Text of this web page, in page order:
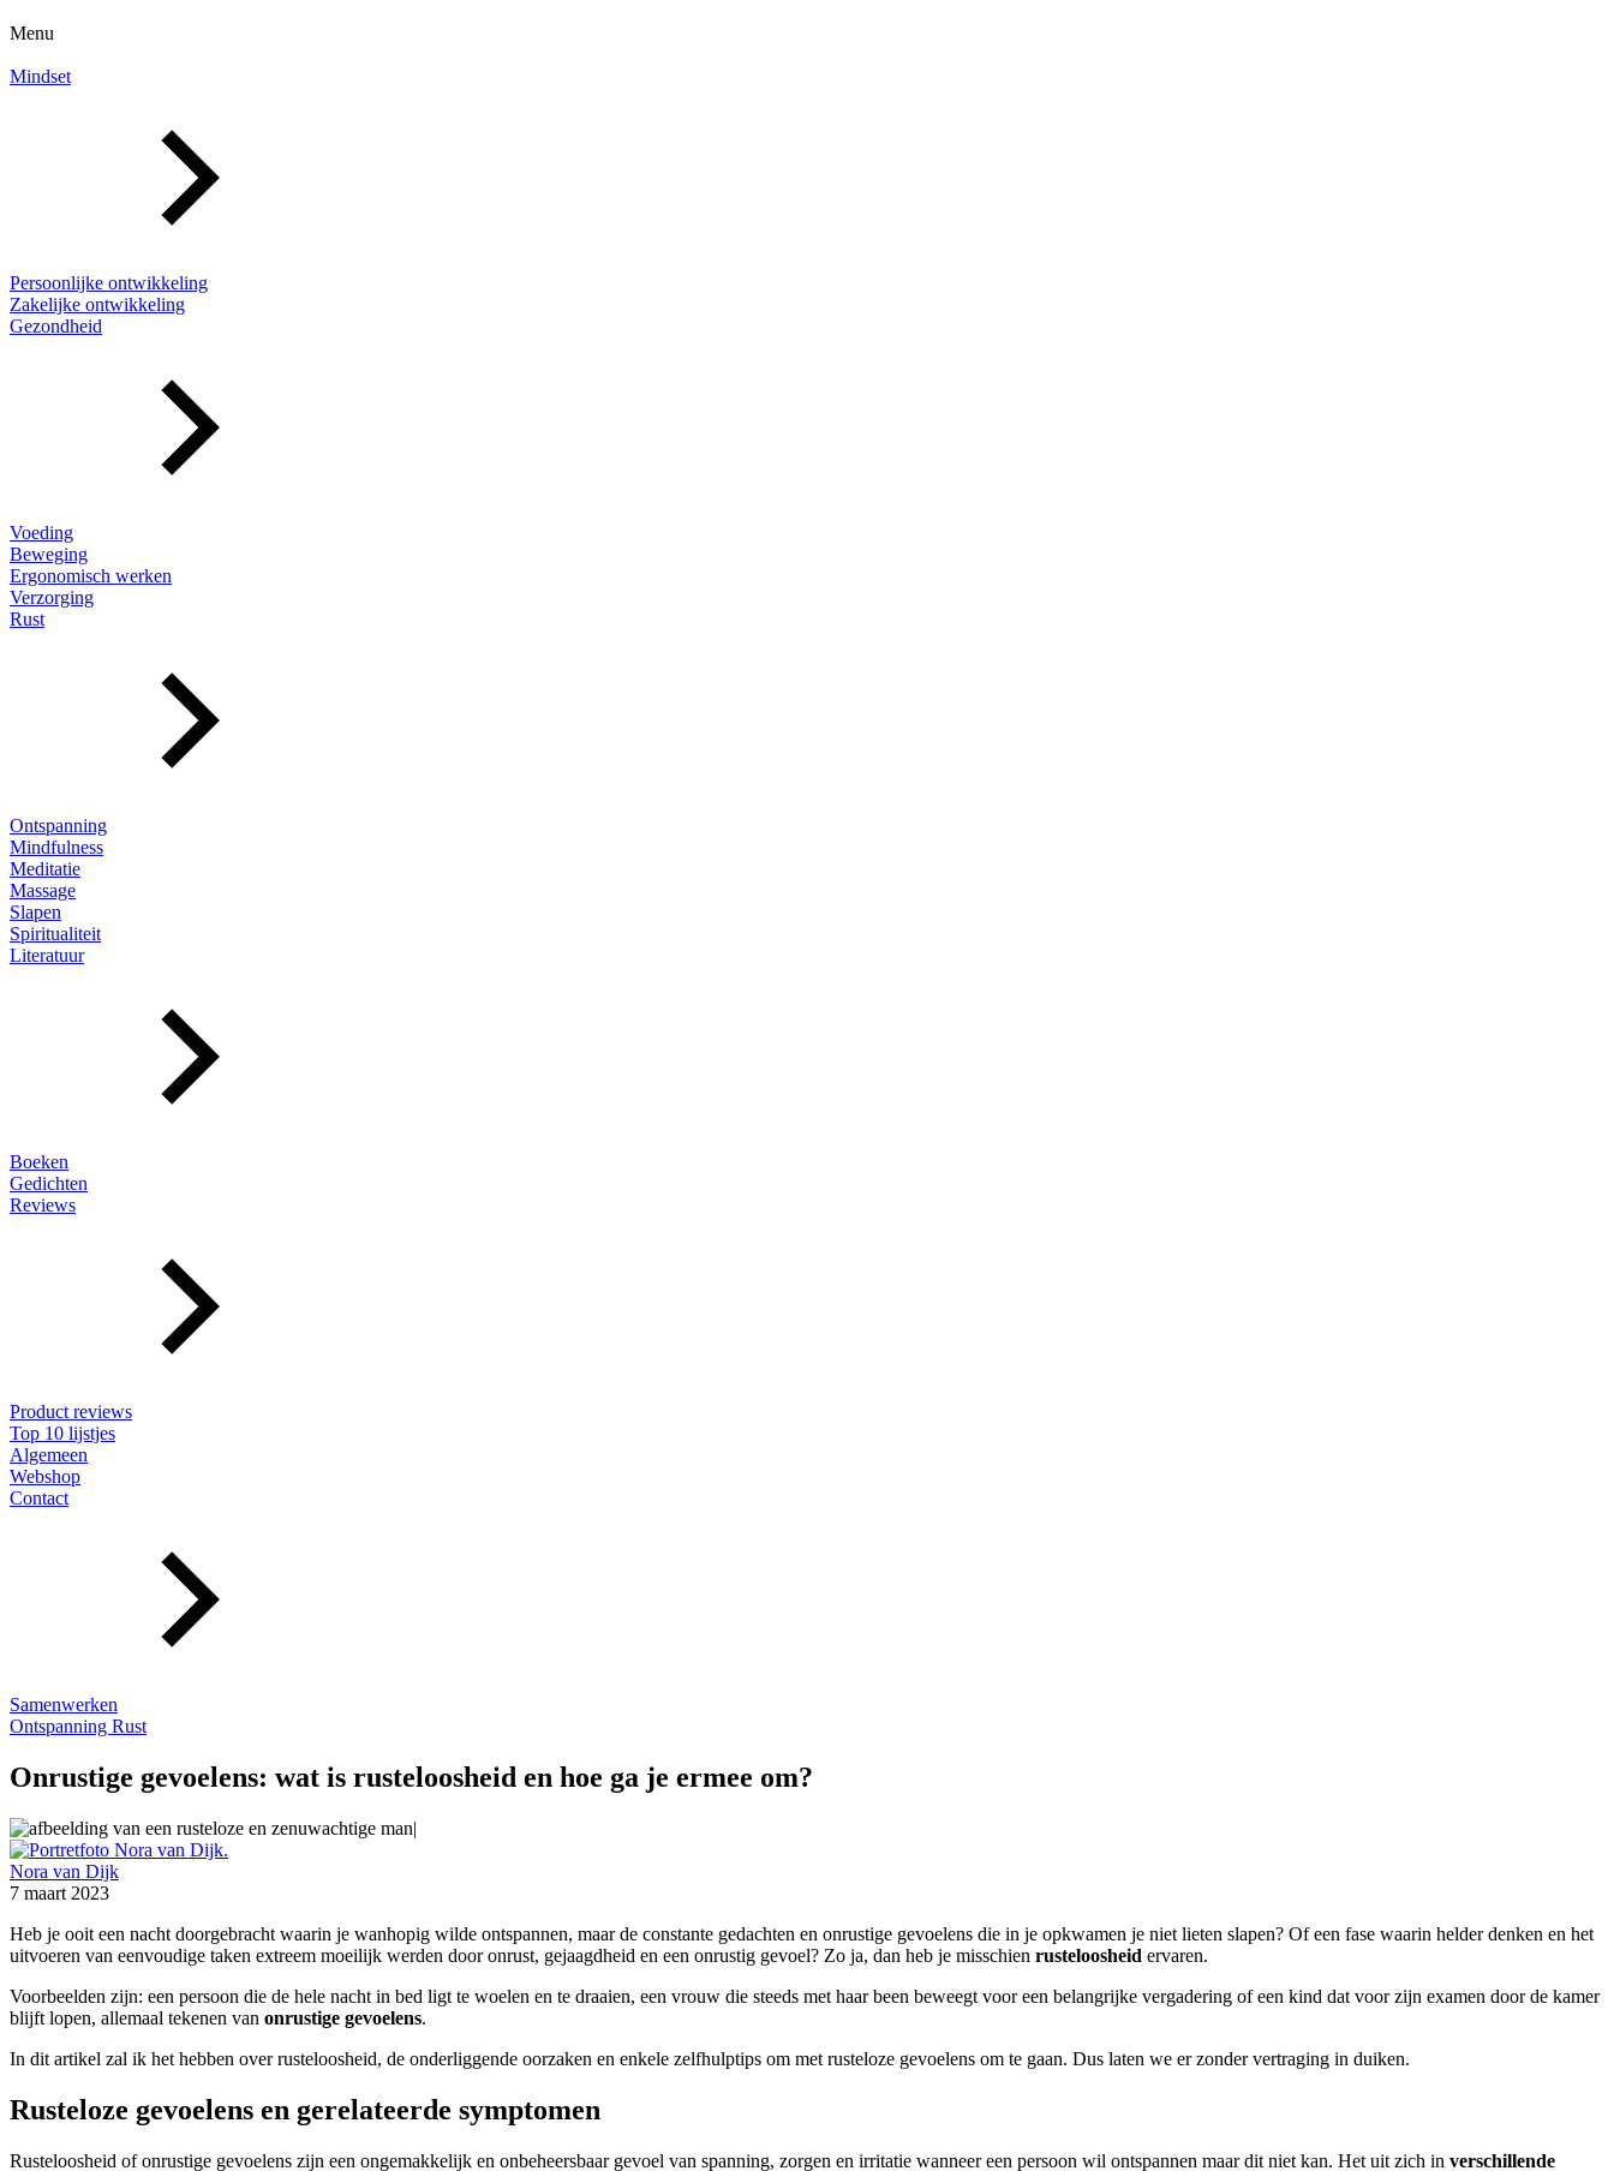
Menu
Mindset
Persoonlijke ontwikkeling
Zakelijke ontwikkeling
Gezondheid
Voeding
Beweging
Ergonomisch werken
Verzorging
Rust
Ontspanning
Mindfulness
Meditatie
Massage
Slapen
Spiritualiteit
Literatuur
Boeken
Gedichten
Reviews
Product reviews
Top 10 lijstjes
Algemeen
Webshop
Contact
Samenwerken
Ontspanning Rust
Onrustige gevoelens: wat is rusteloosheid en hoe ga je ermee om?
Nora van Dijk
7 maart 2023
Heb je ooit een nacht doorgebracht waarin je wanhopig wilde ontspannen, maar de constante gedachten en onrustige gevoelens die in je opkwamen je niet lieten slapen? Of een fase waarin helder denken en het
uitvoeren van eenvoudige taken extreem moeilijk werden door onrust, gejaagdheid en een onrustig gevoel? Zo ja, dan heb je misschien rusteloosheid ervaren.
Voorbeelden zijn: een persoon die de hele nacht in bed ligt te woelen en te draaien, een vrouw die steeds met haar been beweegt voor een belangrijke vergadering of een kind dat voor zijn examen door de kamer
blijft lopen, allemaal tekenen van onrustige gevoelens.
In dit artikel zal ik het hebben over rusteloosheid, de onderliggende oorzaken en enkele zelfhulptips om met rusteloze gevoelens om te gaan. Dus laten we er zonder vertraging in duiken.
Rusteloze gevoelens en gerelateerde symptomen
Rusteloosheid of onrustige gevoelens zijn een ongemakkelijk en onbeheersbaar gevoel van spanning, zorgen en irritatie wanneer een persoon wil ontspannen maar dit niet kan. Het uit zich in verschillende